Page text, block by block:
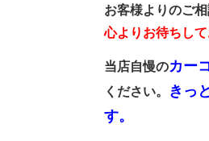
お客様よりのご相
心よりお待ちして
当店自慢のカー
ください。 きっ
す。